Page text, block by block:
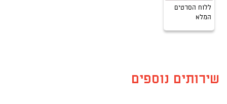
ללוח הסרטים
המלא
שירותים נוספים